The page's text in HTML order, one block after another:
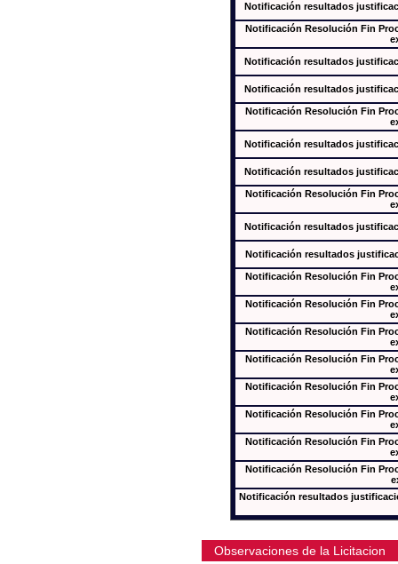
Notificación resultados
Notificación Resolución Fin
Notificación resultados
Notificación resultados
Notificación Resolución Fin
Notificación resultados
Notificación resultados
Notificación Resolución Fin
Notificación resultados
Notificación resultados
Notificación Resolución Fin
Notificación Resolución Fin
Notificación Resolución Fin
Notificación Resolución Fin
Notificación Resolución Fin
Notificación Resolución Fin
Notificación Resolución Fin
Notificación Resolución Fin
Notificación resultados
Observaciones de la Licitacion